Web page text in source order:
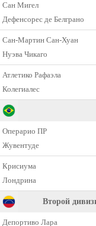
Сан Мигел
Дефенсорес де Белграно
Сан-Мартин Сан-Хуан
Нуэва Чикаго
Атлетико Рафаэла
Колегиалес
Операрио ПР
Жувентуде
Крисиума
Лондрина
Второй
Депортиво Лара